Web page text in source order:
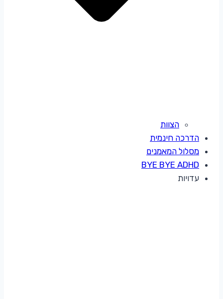
הצוות
הדרכה חינמית
מסלול המאמנים
BYE BYE ADHD
עדויות